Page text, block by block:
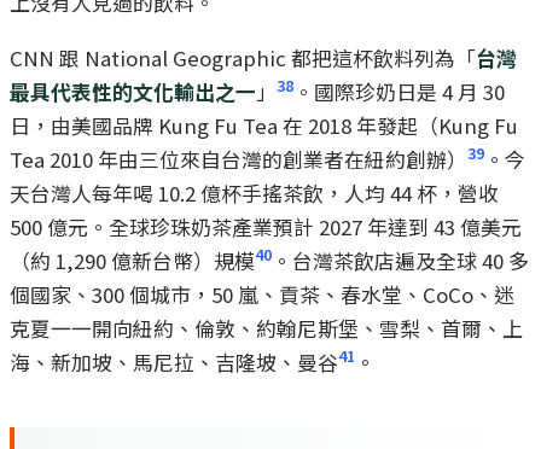
CNN 跟 National Geographic 都把這杯飲料列為「台灣
最具代表性的文化輸出之一 」 38 。國際珍奶日是 4 月 30
日，由美國品牌 Kung Fu Tea 在 2018 年發起（Kung Fu
Tea 2010 年由三位來自台灣的創業者在紐約創辦）
39 。今
天台灣人每年喝 10.2 億杯手搖茶飲，人均 44 杯，營收
500 億元。全球珍珠奶茶產業預計 2027 年達到 43 億美元
（約 1,290 億新台幣）規模40 。台灣茶飲店遍及全球 40 多
個國家、300 個城市，50 嵐、貢茶、春水堂、CoCo、迷
克夏一一開向紐約、倫敦、約翰尼斯堡、雪梨、首爾、上
海、新加坡、馬尼拉、吉隆坡、曼谷41 。